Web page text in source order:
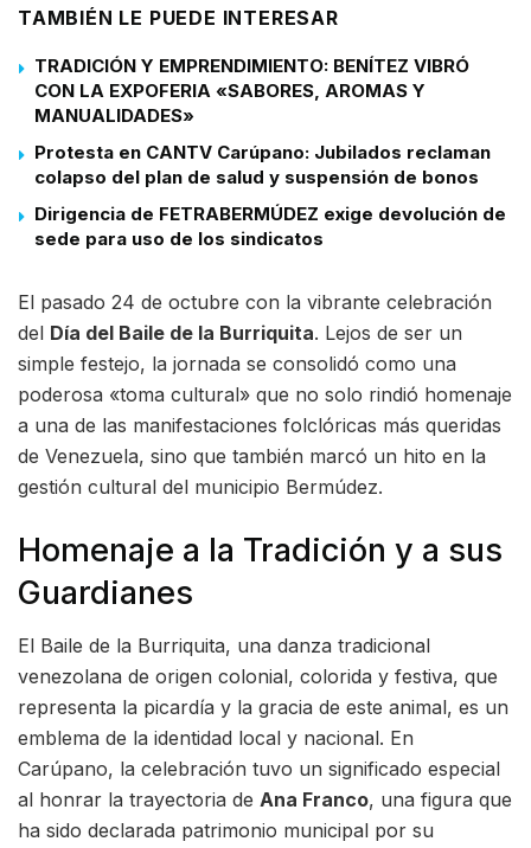
TAMBIÉN LE PUEDE INTERESAR
TRADICIÓN Y EMPRENDIMIENTO: BENÍTEZ VIBRÓ
CON LA EXPOFERIA «SABORES, AROMAS Y
MANUALIDADES»
Protesta en CANTV Carúpano: Jubilados reclaman
colapso del plan de salud y suspensión de bonos
Dirigencia de FETRABERMÚDEZ exige devolución de
sede para uso de los sindicatos
El pasado 24 de octubre con la vibrante celebración
del Día del Baile de la Burriquita. Lejos de ser un
simple festejo, la jornada se consolidó como una
poderosa «toma cultural» que no solo rindió homenaje
a una de las manifestaciones folclóricas más queridas
de Venezuela, sino que también marcó un hito en la
gestión cultural del municipio Bermúdez.
Homenaje a la Tradición y a sus
Guardianes
El Baile de la Burriquita, una danza tradicional
venezolana de origen colonial, colorida y festiva, que
representa la picardía y la gracia de este animal, es un
emblema de la identidad local y nacional. En
Carúpano, la celebración tuvo un significado especial
al honrar la trayectoria de Ana Franco, una figura que
ha sido declarada patrimonio municipal por su